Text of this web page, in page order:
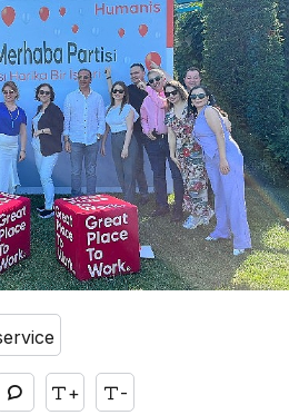
+ -